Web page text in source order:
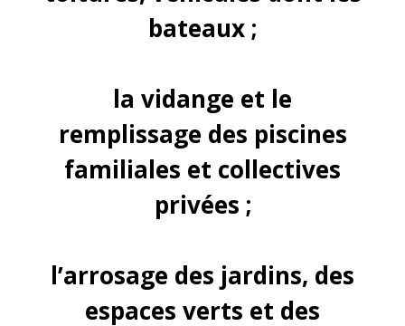
bateaux ;
la vidange et le
remplissage des piscines
familiales et collectives
privées ;
l’arrosage des jardins, des
espaces verts et des